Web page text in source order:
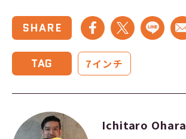
SHARE
TAG 7インチ
Ichitaro Ohara